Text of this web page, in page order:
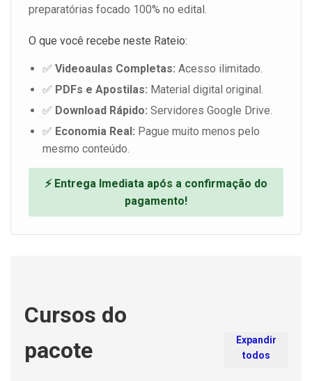
preparatórias focado 100% no edital.
O que você recebe neste Rateio:
✅ Videoaulas Completas: Acesso ilimitado.
✅ PDFs e Apostilas: Material digital original.
✅ Download Rápido: Servidores Google Drive.
✅ Economia Real: Pague muito menos pelo
mesmo conteúdo.
⚡ Entrega Imediata após a confirmação do
pagamento!
Cursos do
pacote
Expandir
todos